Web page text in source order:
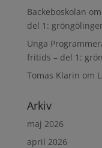
Backeboskolan om
del 1:
Unga
fritids – del 1:
Tomas Klarin om
Arkiv
maj 2026
april 2026